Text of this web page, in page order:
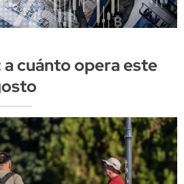
cuánto opera este